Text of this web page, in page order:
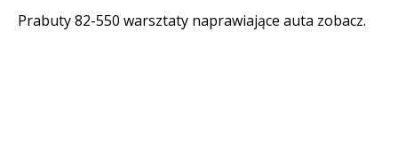
Prabuty 82-550 warsztaty naprawiające auta zobacz.